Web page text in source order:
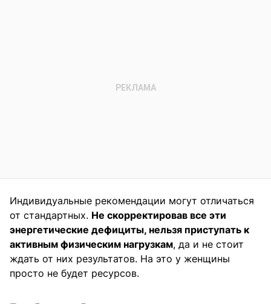
Индивидуальные рекомендации могут отличаться
от стандартных. Не скорректировав все эти
энергетические дефициты, нельзя приступать к
активным физическим нагрузкам, да и не стоит
ждать от них результатов. На это у женщины
просто не будет ресурсов.